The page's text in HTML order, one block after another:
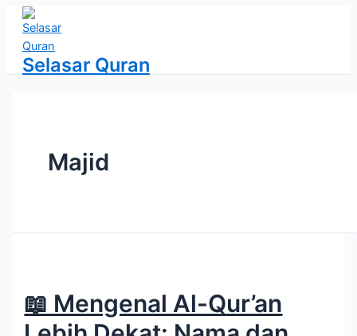
Lewati
konten
Selasar Quran
Majid
📖 Mengenal Al-Qur’an